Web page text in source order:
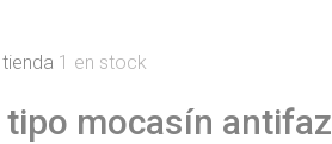
1 en stock
tipo mocasín antifaz